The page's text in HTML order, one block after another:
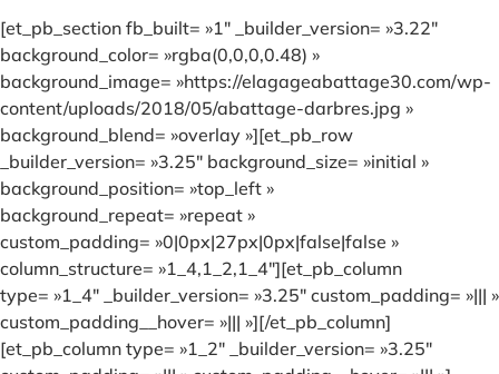
[et_pb_section fb_built= »1″ _builder_version= »3.22″
background_color= »rgba(0,0,0,0.48) »
background_image= »https://elagageabattage30.com/wp-
content/uploads/2018/05/abattage-darbres.jpg »
background_blend= »overlay »][et_pb_row
_builder_version= »3.25″ background_size= »initial »
background_position= »top_left »
background_repeat= »repeat »
custom_padding= »0|0px|27px|0px|false|false »
column_structure= »1_4,1_2,1_4″][et_pb_column
type= »1_4″ _builder_version= »3.25″ custom_padding= »||| »
custom_padding__hover= »||| »][/et_pb_column]
[et_pb_column type= »1_2″ _builder_version= »3.25″